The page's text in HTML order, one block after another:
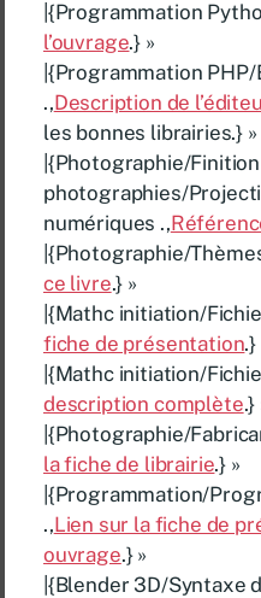
|{Programmation
l’ouvrage.} »
|{Programmation
.,Description de
les bonnes librairies.} »
|{Photographie/
photographies/
numériques .,
|{Photographie/
ce livre.} »
|{Mathc initiation/
fiche de présentation.}
|{Mathc initiation/
description complète.}
|{Photographie/
la fiche de librairie.} »
|{Programmation/
.,Lien sur la fiche de
ouvrage.} »
|{Blender 3D/Syntaxe